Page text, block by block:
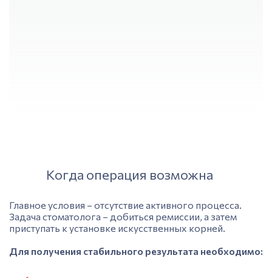
Когда операция возможна
Главное условия – отсутствие активного процесса.
Задача стоматолога – добиться ремиссии, а затем
приступать к установке искусственных корней.
Для получения стабильного результата необходимо: